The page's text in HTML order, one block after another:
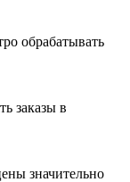
обрабатывать
заказы в
значительно